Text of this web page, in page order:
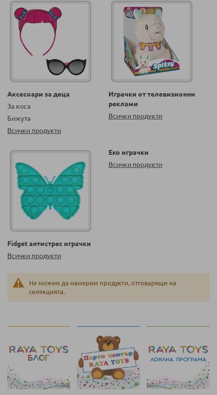
Аксесоари за деца
За коса
Бижута
Всички продукти
Играчки от телевизионни
реклами
Всички продукти
Fidget антистрес играчки
Всички продукти
Еко играчки
Всички продукти
Не можем да намерим продукти, отговарящи на
селекцията.